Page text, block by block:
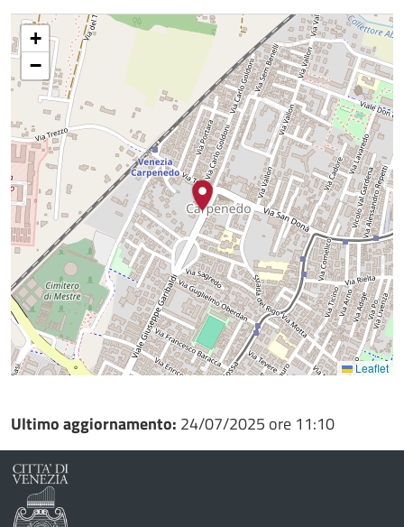
+
−
Leaflet
Ultimo aggiornamento: 24/07/2025 ore 11:10